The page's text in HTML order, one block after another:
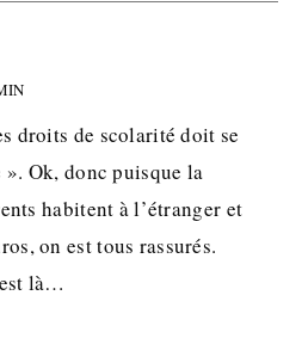
droits de scolarité doit se
Ok, donc puisque la
habitent à l’étranger et
on est tous rassurés.
là…